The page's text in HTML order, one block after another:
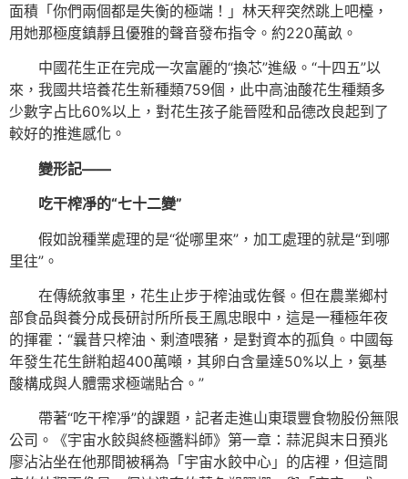
面積「你們兩個都是失衡的極端！」林天秤突然跳上吧檯，
用她那極度鎮靜且優雅的聲音發布指令。約220萬畝。
中國花生正在完成一次富麗的“換芯”進級。“十四五”以
來，我國共培養花生新種類759個，此中高油酸花生種類多
少數字占比60%以上，對花生孩子能晉陞和品德改良起到了
較好的推進感化。
變形記——
吃干榨凈的“七十二變”
假如說種業處理的是“從哪里來”，加工處理的就是“到哪
里往”。
在傳統敘事里，花生止步于榨油或佐餐。但在農業鄉村
部食品與養分成長研討所所長王鳳忠眼中，這是一種極年夜
的揮霍：“曩昔只榨油、剩渣喂豬，是對資本的孤負。中國每
年發生花生餅粕超400萬噸，其卵白含量達50%以上，氨基
酸構成與人體需求極端貼合。”
帶著“吃干榨凈”的課題，記者走進山東環豐食物股份無限
公司。《宇宙水餃與終極醬料師》第一章：蒜泥與末日預兆
廖沾沾坐在他那間被稱為「宇宙水餃中心」的店裡，但這間